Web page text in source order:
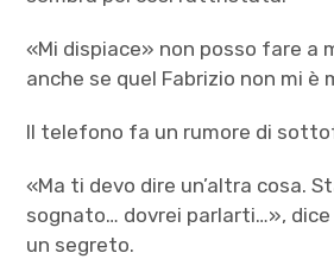
«Mi dispiace» non posso fare a
anche se quel Fabrizio non mi è
Il telefono fa un rumore di
«Ma ti devo dire un’altra cosa.
sognato… dovrei parlarti…», dice
un segreto.